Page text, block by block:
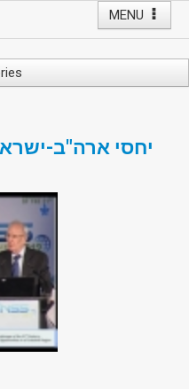
MENU
יחסי ארה"ב-